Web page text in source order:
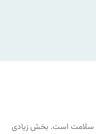
سلامت است. بخش زیادی